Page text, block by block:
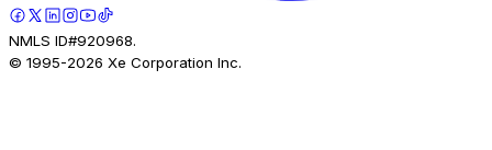
NMLS ID#920968.
© 1995-2026 Xe Corporation Inc.